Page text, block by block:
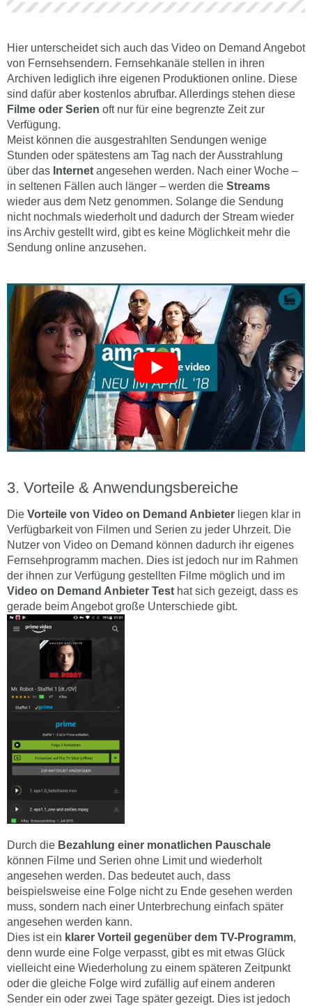
Hier unterscheidet sich auch das Video on Demand Angebot
von Fernsehsendern. Fernsehkanäle stellen in ihren
Archiven lediglich ihre eigenen Produktionen online. Diese
sind dafür aber kostenlos abrufbar. Allerdings stehen diese
Filme oder Serien oft nur für eine begrenzte Zeit zur
Verfügung.
Meist können die ausgestrahlten Sendungen wenige
Stunden oder spätestens am Tag nach der Ausstrahlung
über das Internet angesehen werden. Nach einer Woche –
in seltenen Fällen auch länger – werden die Streams
wieder aus dem Netz genommen. Solange die Sendung
nicht nochmals wiederholt und dadurch der Stream wieder
ins Archiv gestellt wird, gibt es keine Möglichkeit mehr die
Sendung online anzusehen.
Vorteile & Anwendungsbereiche
Die Vorteile von Video on Demand Anbieter liegen klar in
Verfügbarkeit von Filmen und Serien zu jeder Uhrzeit. Die
Nutzer von Video on Demand können dadurch ihr eigenes
Fernsehprogramm machen. Dies ist jedoch nur im Rahmen
der ihnen zur Verfügung gestellten Filme möglich und im
Video on Demand Anbieter Test hat sich gezeigt, dass es
gerade beim Angebot große Unterschiede gibt.
Durch die Bezahlung einer monatlichen Pauschale
können Filme und Serien ohne Limit und wiederholt
angesehen werden. Das bedeutet auch, dass
beispielsweise eine Folge nicht zu Ende gesehen werden
muss, sondern nach einer Unterbrechung einfach später
angesehen werden kann.
Dies ist ein klarer Vorteil gegenüber dem TV-Programm,
denn wurde eine Folge verpasst, gibt es mit etwas Glück
vielleicht eine Wiederholung zu einem späteren Zeitpunkt
oder die gleiche Folge wird zufällig auf einem anderen
Sender ein oder zwei Tage später gezeigt. Dies ist jedoch